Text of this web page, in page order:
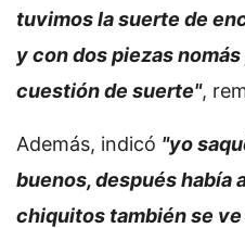
tuvimos la suerte de
y con dos piezas
cuestión de suerte",
Además, indicó "yo
buenos, después había
chiquitos también se